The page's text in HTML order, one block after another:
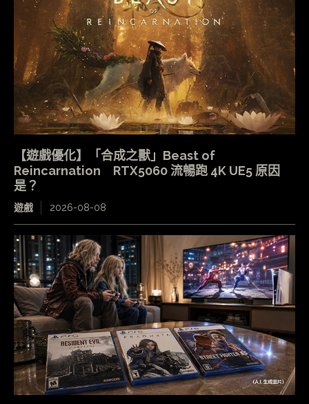
【遊戲優化】「合成之獸」Beast of
Reincarnation RTX5060 流暢跑 4K UE5 原因
是？
遊戲 2026-08-08